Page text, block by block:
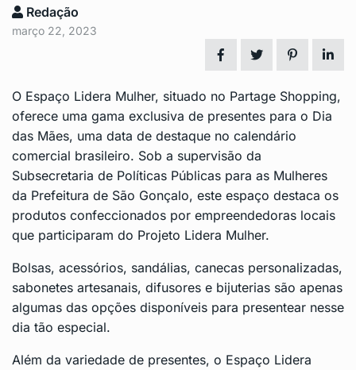
Redação
março 22, 2023
O Espaço Lidera Mulher, situado no Partage Shopping,
oferece uma gama exclusiva de presentes para o Dia
das Mães, uma data de destaque no calendário
comercial brasileiro. Sob a supervisão da
Subsecretaria de Políticas Públicas para as Mulheres
da Prefeitura de São Gonçalo, este espaço destaca os
produtos confeccionados por empreendedoras locais
que participaram do Projeto Lidera Mulher.
Bolsas, acessórios, sandálias, canecas personalizadas,
sabonetes artesanais, difusores e bijuterias são apenas
algumas das opções disponíveis para presentear nesse
dia tão especial.
Além da variedade de presentes, o Espaço Lidera